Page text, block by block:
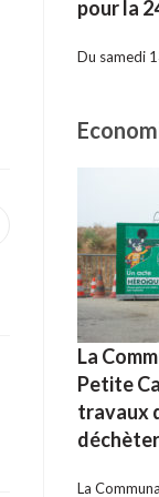
pour la
Du samedi
La
Petite
travaux
La